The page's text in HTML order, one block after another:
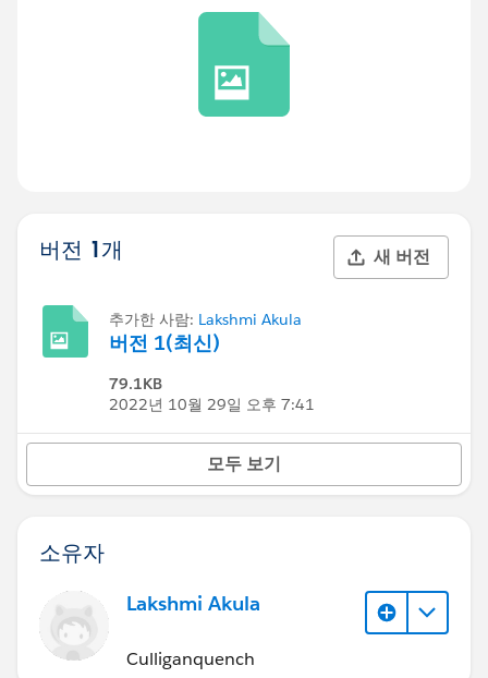
버전 1개 새 버전
추가한 사람: Lakshmi Akula
버전 1(최신)
79.1KB
2022년 10월 29일 오후 7:41
모두 보기
소유자
Lakshmi Akula
Culliganquench